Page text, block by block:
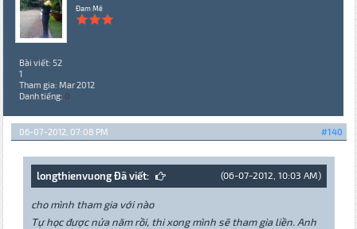
Đam Mê
Bài viết: 52
1
Tham gia: Mar 2012
Danh tiếng: 0
#140
06-07-2012, 07:08 PM
(06-07-2012, 10:03 AM)
longthienvuong Đã viết:
cho mình tham gia với nào
Tự học được nửa năm rồi, thi xong mình sẽ tham gia liền. Anh